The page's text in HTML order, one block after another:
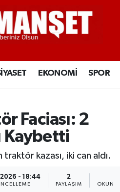
EKONOMİ SPOR
Faciası: 2
Kaybetti
kazası, iki can aldı.
- 18:44 2
PAYLAŞIM
Haritası
ve Fikstür